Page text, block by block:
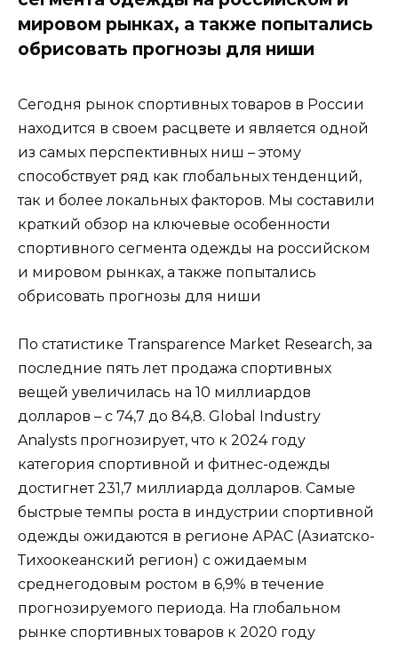
мировом рынках, а также попытались
обрисовать прогнозы для ниши
Сегодня рынок спортивных товаров в России
находится в своем расцвете и является одной
из самых перспективных ниш – этому
способствует ряд как глобальных тенденций,
так и более локальных факторов. Мы составили
краткий обзор на ключевые особенности
спортивного сегмента одежды на российском
и мировом рынках, а также попытались
обрисовать прогнозы для ниши
По статистике Transparence Market Research, за
последние пять лет продажа спортивных
вещей увеличилась на 10 миллиардов
долларов – с 74,7 до 84,8. Global Industry
Analysts прогнозирует, что к 2024 году
категория спортивной и фитнес-одежды
достигнет 231,7 миллиарда долларов. Самые
быстрые темпы роста в индустрии спортивной
одежды ожидаются в регионе АРАС (Азиатско-
Тихоокеанский регион) с ожидаемым
среднегодовым ростом в 6,9% в течение
прогнозируемого периода. На глобальном
рынке спортивных товаров к 2020 году